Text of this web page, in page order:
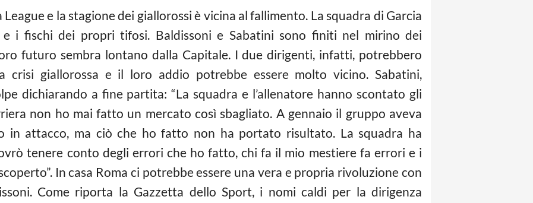
League e la stagione dei giallorossi è vicina al fallimento. La squadra di Garcia
i fischi dei propri tifosi. Baldissoni e Sabatini sono finiti nel mirino dei
futuro sembra lontano dalla Capitale. I due dirigenti, infatti, potrebbero
crisi giallorossa e il loro addio potrebbe essere molto vicino. Sabatini,
dichiarando a fine partita: “La squadra e l’allenatore hanno scontato gli
non ho mai fatto un mercato così sbagliato. A gennaio il gruppo aveva
in attacco, ma ciò che ho fatto non ha portato risultato. La squadra ha
tenere conto degli errori che ho fatto, chi fa il mio mestiere fa errori e i
In casa Roma ci potrebbe essere una vera e propria rivoluzione con
Come riporta la Gazzetta dello Sport, i nomi caldi per la dirigenza